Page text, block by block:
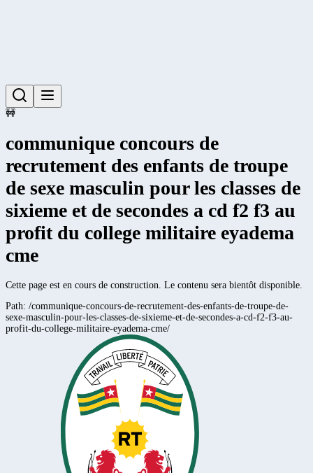
🚧
communique concours de
recrutement des enfants de troupe
de sexe masculin pour les classes de
sixieme et de secondes a cd f2 f3 au
profit du college militaire eyadema
cme
Cette page est en cours de construction. Le contenu sera bientôt disponible.
Path: /communique-concours-de-recrutement-des-enfants-de-troupe-de-
sexe-masculin-pour-les-classes-de-sixieme-et-de-secondes-a-cd-f2-f3-au-
profit-du-college-militaire-eyadema-cme/